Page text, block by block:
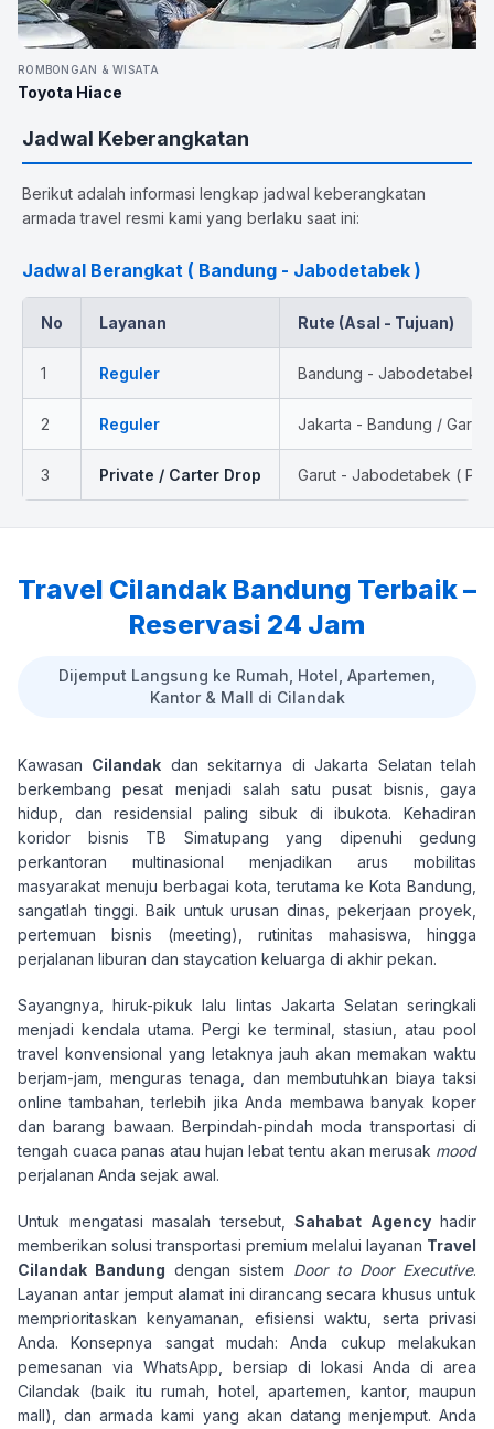
ROMBONGAN & WISATA
Toyota Hiace
Jadwal Keberangkatan
Berikut adalah informasi lengkap jadwal keberangkatan
armada travel resmi kami yang berlaku saat ini:
Jadwal Berangkat ( Bandung - Jabodetabek )
No Layanan Rute (Asal - Tujuan)
1 Reguler Bandung - Jabodetabek
2 Reguler Jakarta - Bandung / Garut
3 Private / Carter Drop Garut - Jabodetabek ( PP
Travel Cilandak Bandung Terbaik –
Reservasi 24 Jam
Dijemput Langsung ke Rumah, Hotel, Apartemen,
Kantor & Mall di Cilandak
Kawasan Cilandak dan sekitarnya di Jakarta Selatan telah
berkembang pesat menjadi salah satu pusat bisnis, gaya
hidup, dan residensial paling sibuk di ibukota. Kehadiran
koridor bisnis TB Simatupang yang dipenuhi gedung
perkantoran multinasional menjadikan arus mobilitas
masyarakat menuju berbagai kota, terutama ke Kota Bandung,
sangatlah tinggi. Baik untuk urusan dinas, pekerjaan proyek,
pertemuan bisnis (meeting), rutinitas mahasiswa, hingga
perjalanan liburan dan staycation keluarga di akhir pekan.
Sayangnya, hiruk-pikuk lalu lintas Jakarta Selatan seringkali
menjadi kendala utama. Pergi ke terminal, stasiun, atau pool
travel konvensional yang letaknya jauh akan memakan waktu
berjam-jam, menguras tenaga, dan membutuhkan biaya taksi
online tambahan, terlebih jika Anda membawa banyak koper
dan barang bawaan. Berpindah-pindah moda transportasi di
tengah cuaca panas atau hujan lebat tentu akan merusak mood
perjalanan Anda sejak awal.
Untuk mengatasi masalah tersebut, Sahabat Agencyhadir
memberikan solusi transportasi premium melalui layanan Travel
Cilandak Bandung dengan sistem Door to Door Executive.
Layanan antar jemput alamat ini dirancang secara khusus untuk
memprioritaskan kenyamanan, efisiensi waktu, serta privasi
Anda. Konsepnya sangat mudah: Anda cukup melakukan
pemesanan via WhatsApp, bersiap di lokasi Anda di area
Cilandak (baik itu rumah, hotel, apartemen, kantor, maupun
mall), dan armada kami yang akan datang menjemput. Anda